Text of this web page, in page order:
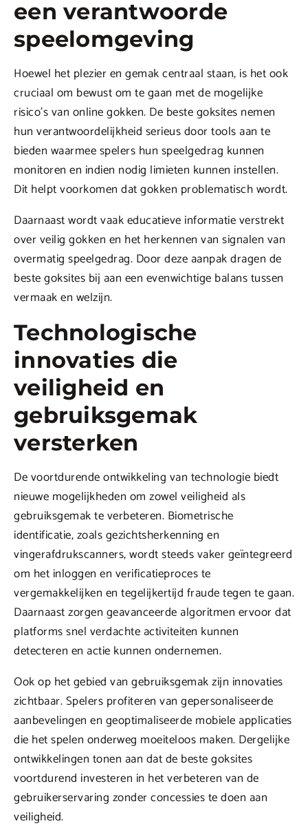
een verantwoorde
speelomgeving
Hoewel het plezier en gemak centraal staan, is het ook
cruciaal om bewust om te gaan met de mogelijke
risico’s van online gokken. De beste goksites nemen
hun verantwoordelijkheid serieus door tools aan te
bieden waarmee spelers hun speelgedrag kunnen
monitoren en indien nodig limieten kunnen instellen.
Dit helpt voorkomen dat gokken problematisch wordt.
Daarnaast wordt vaak educatieve informatie verstrekt
over veilig gokken en het herkennen van signalen van
overmatig speelgedrag. Door deze aanpak dragen de
beste goksites bij aan een evenwichtige balans tussen
vermaak en welzijn.
Technologische
innovaties die
veiligheid en
gebruiksgemak
versterken
De voortdurende ontwikkeling van technologie biedt
nieuwe mogelijkheden om zowel veiligheid als
gebruiksgemak te verbeteren. Biometrische
identificatie, zoals gezichtsherkenning en
vingerafdrukscanners, wordt steeds vaker geïntegreerd
om het inloggen en verificatieproces te
vergemakkelijken en tegelijkertijd fraude tegen te gaan.
Daarnaast zorgen geavanceerde algoritmen ervoor dat
platforms snel verdachte activiteiten kunnen
detecteren en actie kunnen ondernemen.
Ook op het gebied van gebruiksgemak zijn innovaties
zichtbaar. Spelers profiteren van gepersonaliseerde
aanbevelingen en geoptimaliseerde mobiele applicaties
die het spelen onderweg moeiteloos maken. Dergelijke
ontwikkelingen tonen aan dat de beste goksites
voortdurend investeren in het verbeteren van de
gebruikerservaring zonder concessies te doen aan
veiligheid.